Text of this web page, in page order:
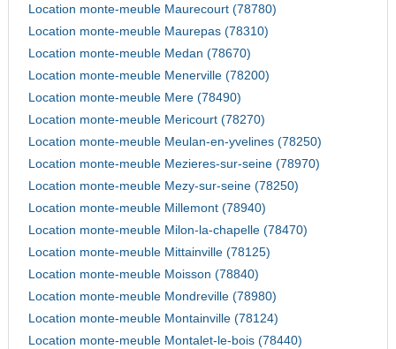
Location monte-meuble Maurecourt (78780)
Location monte-meuble Maurepas (78310)
Location monte-meuble Medan (78670)
Location monte-meuble Menerville (78200)
Location monte-meuble Mere (78490)
Location monte-meuble Mericourt (78270)
Location monte-meuble Meulan-en-yvelines (78250)
Location monte-meuble Mezieres-sur-seine (78970)
Location monte-meuble Mezy-sur-seine (78250)
Location monte-meuble Millemont (78940)
Location monte-meuble Milon-la-chapelle (78470)
Location monte-meuble Mittainville (78125)
Location monte-meuble Moisson (78840)
Location monte-meuble Mondreville (78980)
Location monte-meuble Montainville (78124)
Location monte-meuble Montalet-le-bois (78440)